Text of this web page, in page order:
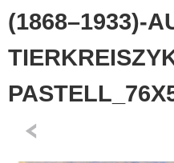
(1868–1933)-